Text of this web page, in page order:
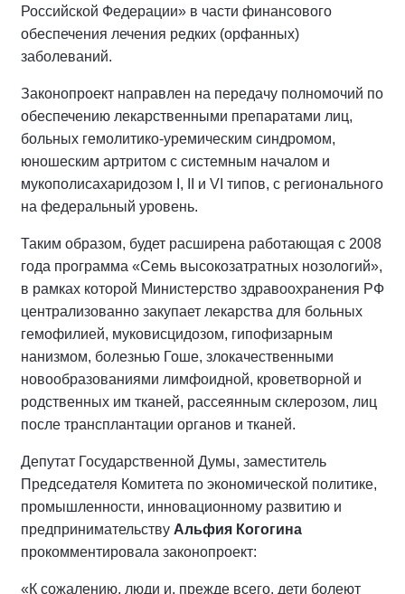
Российской Федерации» в части финансового
обеспечения лечения редких (орфанных)
заболеваний.
Законопроект направлен на передачу полномочий по
обеспечению лекарственными препаратами лиц,
больных гемолитико-уремическим синдромом,
юношеским артритом с системным началом и
мукополисахаридозом I, II и VI типов, с регионального
на федеральный уровень.
Таким образом, будет расширена работающая с 2008
года программа «Семь высокозатратных нозологий»,
в рамках которой Министерство здравоохранения РФ
централизованно закупает лекарства для больных
гемофилией, муковисцидозом, гипофизарным
нанизмом, болезнью Гоше, злокачественными
новообразованиями лимфоидной, кроветворной и
родственных им тканей, рассеянным склерозом, лиц
после трансплантации органов и тканей.
Депутат Государственной Думы, заместитель
Председателя Комитета по экономической политике,
промышленности, инновационному развитию и
предпринимательству Альфия Когогина
прокомментировала законопроект:
«К сожалению, люди и, прежде всего, дети болеют